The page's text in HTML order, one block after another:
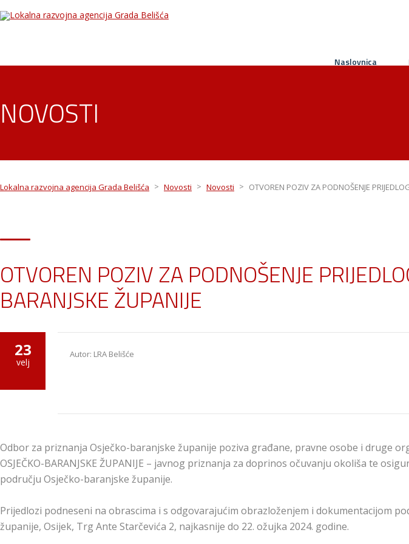
Naslovnica
NOVOSTI
Lokalna razvojna agencija Grada Belišća > Novosti > Novosti > OTVOREN POZIV ZA PODNOŠENJE
OTVOREN POZIV ZA PODNOŠENJE
BARANJSKE ŽUPANIJE
23
velj
Autor: LRA Belišće
Odbor za priznanja Osječko-baranjske županije poziva građane, pravne osobe i druge
OSJEČKO-BARANJSKE ŽUPANIJE – javnog priznanja za doprinos očuvanju okoliša te
području Osječko-baranjske županije.
Prijedlozi podneseni na obrascima i s odgovarajućim obrazloženjem i dokumentacijom
županije, Osijek, Trg Ante Starčevića 2, najkasnije do 22. ožujka 2024. godine.